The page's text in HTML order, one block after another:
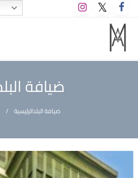
التخطي
إلى
المحتوى
M A hotels | إم ايه هوتيلز
الموقع الأول للعاملين في الفنادق في
ضيافة
الرئيسيةضيافة البلد